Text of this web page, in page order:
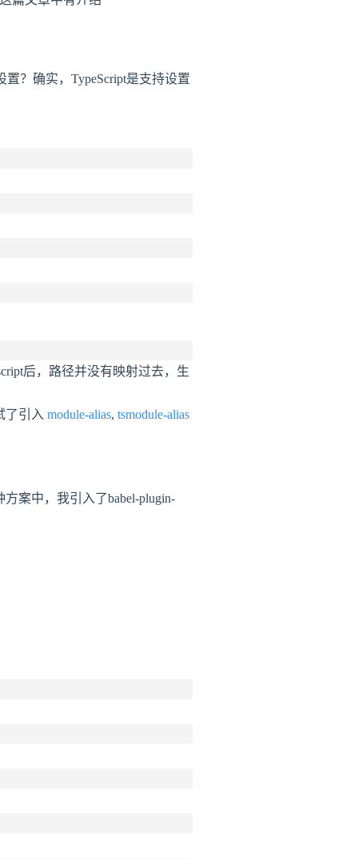
？确实，TypeScript是支持设置
后，路径并没有映射过去，生
了引入 module-alias, tsmodule-alias
案中，我引入了babel-plugin-